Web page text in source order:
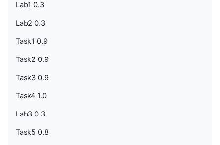
Lab1 0.3
Lab2 0.3
Task1 0.9
Task2 0.9
Task3 0.9
Task4 1.0
Lab3 0.3
Task5 0.8